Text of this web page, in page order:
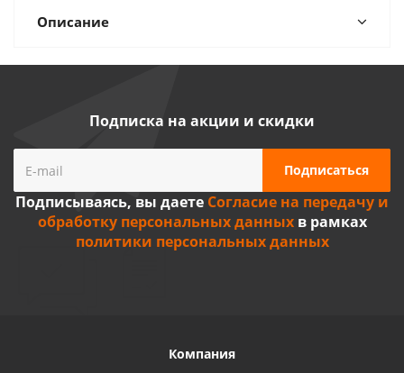
Описание
Подписка на акции и скидки
Подписываясь, вы даете Согласие на передачу и
обработку персональных данныхв рамках
политики персональных данных
Компания